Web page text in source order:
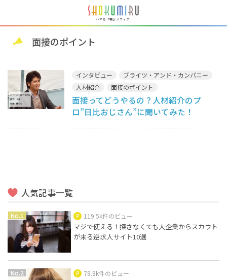
面接のポイント
インタビュー
ブライツ・アンド・カンパニー
人材紹介
面接のポイント
面接ってどうやるの？人材紹介のプ
ロ”日比おじさん”に聞いてみた！
人気記事一覧
119.5k件のビュー
マジで使える！探さなくても大企業からスカウト
が来る逆求人サイト10選
78.8k件のビュー